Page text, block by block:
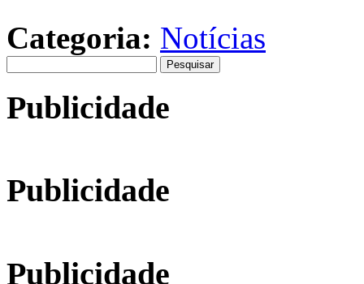
Categoria: Notícias
por:
Publicidade
Publicidade
Publicidade